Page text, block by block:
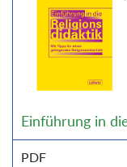
Einführung in
PDF